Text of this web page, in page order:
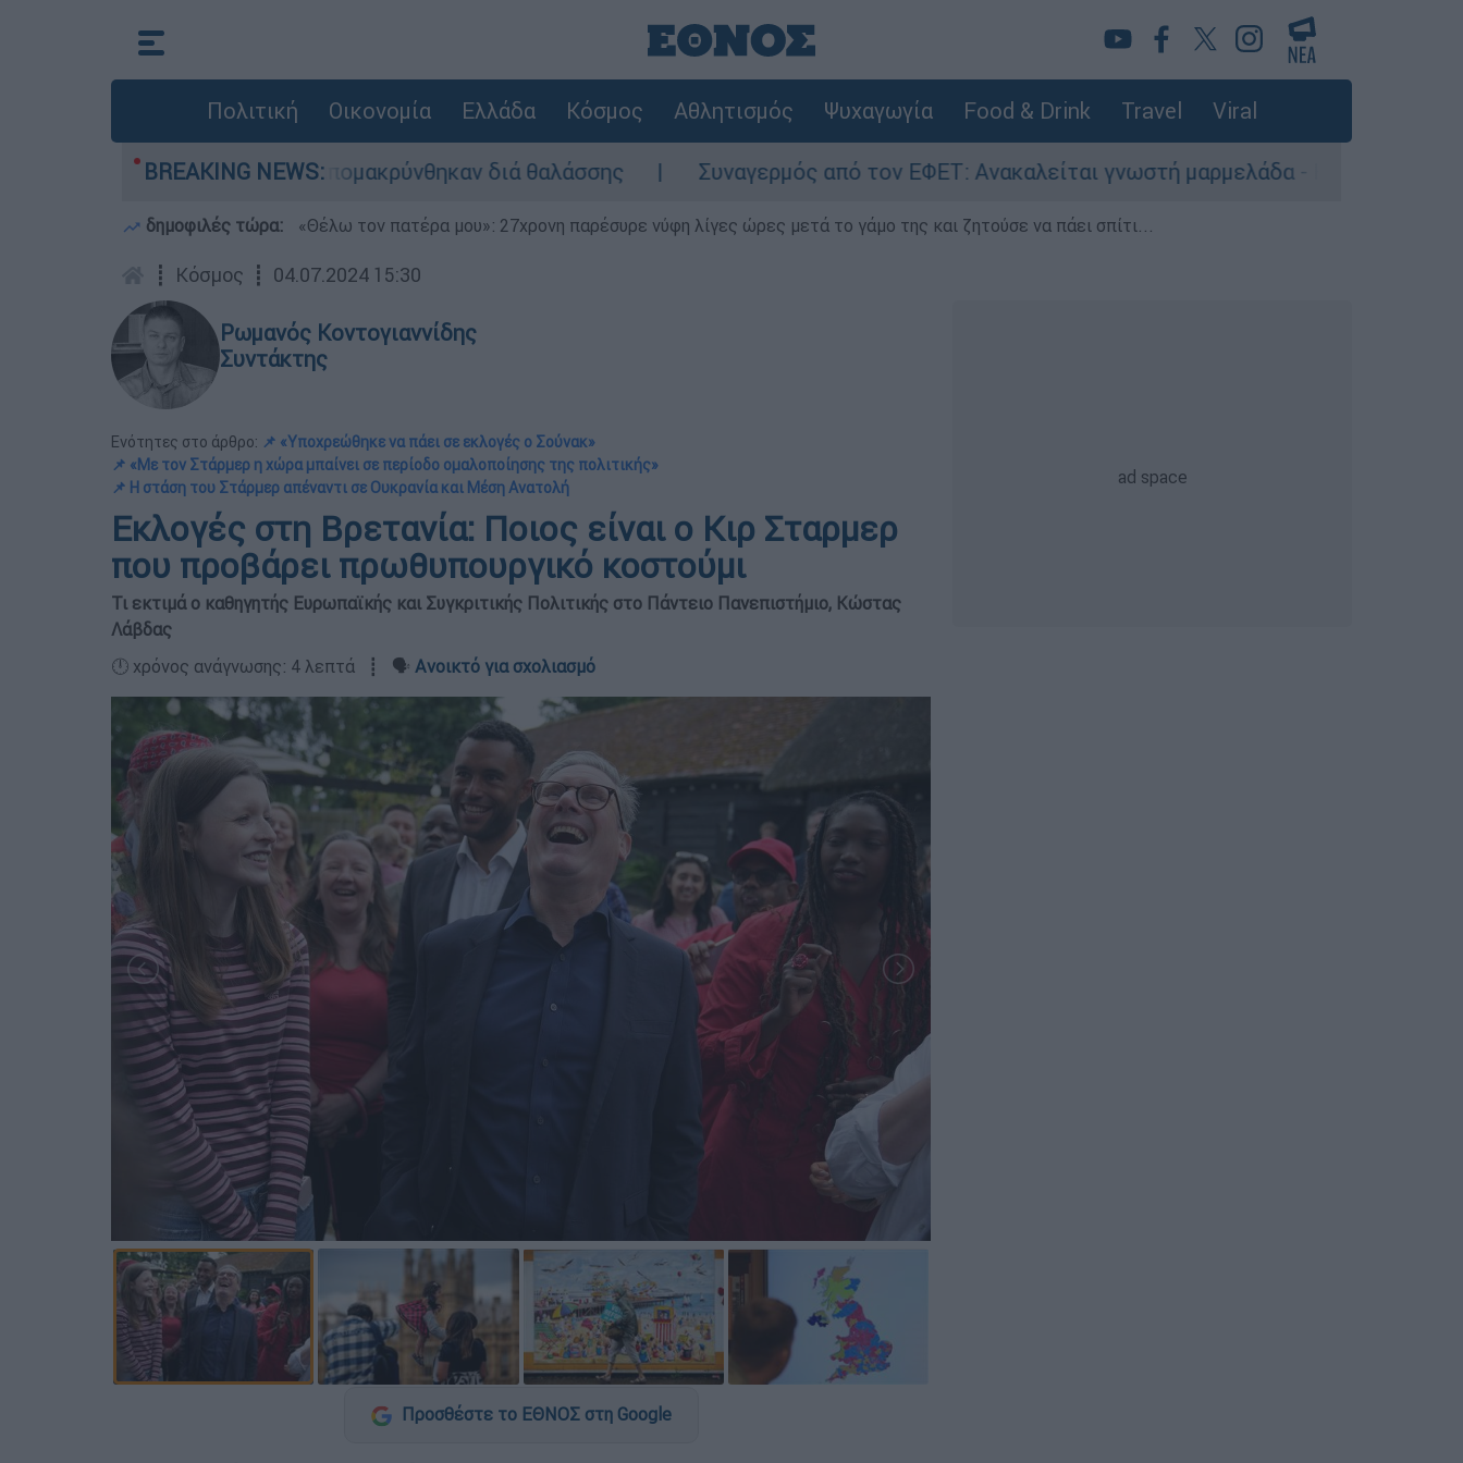
Πολιτική Οικονομία Ελλάδα Κόσμος Αθλητισμός Ψυχαγωγία Food & Drink Travel Viral
BREAKING NEWS:
254 πολίτες απομακρύνθηκαν διά θαλάσσης Συναγερμός από τον ΕΦΕΤ: Ανακαλείται γνωστή μαρμελάδα - Κίνδυνος θραύσης στη
δημοφιλές τώρα: «Θέλω τον πατέρα μου»: 27χρονη παρέσυρε νύφη λίγες ώρες μετά το γάμο της και ζητούσε να πάει σπίτι...
┋ Κόσμος ┋ 04.07.2024 15:30
Ρωμανός Κοντογιαννίδης
Συντάκτης
Ενότητες στο άρθρο: 📌 «Υποχρεώθηκε να πάει σε εκλογές ο Σούνακ»
📌 «Με τον Στάρμερ η χώρα μπαίνει σε περίοδο ομαλοποίησης της πολιτικής»
📌 Η στάση του Στάρμερ απέναντι σε Ουκρανία και Μέση Ανατολή
Εκλογές στη Βρετανία: Ποιος είναι ο Κιρ Σταρμερ
που προβάρει πρωθυπουργικό κοστούμι
Τι εκτιμά ο καθηγητής Ευρωπαϊκής και Συγκριτικής Πολιτικής στο Πάντειο Πανεπιστήμιο, Κώστας
Λάβδας
🕛 χρόνος ανάγνωσης: 4 λεπτά ┋ 🗣️ Ανοικτό για σχολιασμό
Προσθέστε το ΕΘΝΟΣ στη Google